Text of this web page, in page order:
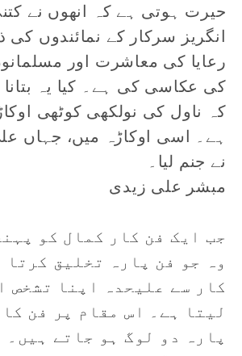
حیرت ہوتی ہے کہ انھوں نے
انگریز سرکار کے نمائندوں
رعایا کی معاشرت اور
کی عکاسی کی ہے۔ کیا یہ
کہ ناول کی نولکھی کوٹھی
ہے۔ اسی اوکاڑہ میں، جہاں
نے جنم لیا۔
مبشر علی زیدی
جب ایک فن کار کمال کو
وہ جو فن پارہ تخلیق کرتا
کار سے علیحدہ اپنا تشخص
لیتا ہے۔ اس مقام پر فن
پارہ دو لوگ ہو جاتے ہیں۔